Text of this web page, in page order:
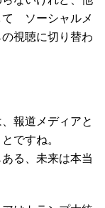
ソーシャルメ
視聴に切り替わ
報道メディアと
ですね。
る、未来は本当